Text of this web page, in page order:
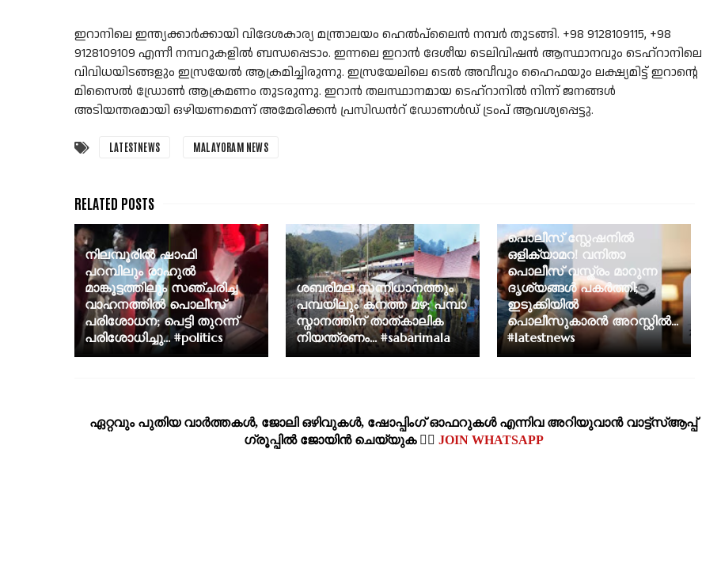
ഇറാനിലെ ഇന്ത്യക്കാർക്കായി വിദേശകാര്യ മന്ത്രാലയം ഹെൽപ്‌ലൈൻ നമ്പർ തുടങ്ങി. +98 9128109115, +98
9128109109 എന്നീ നമ്പറുകളിൽ ബന്ധപ്പെടാം. ഇന്നലെ ഇറാൻ ദേശീയ ടെലിവിഷൻ ആസ്ഥാനവും ടെഹ്‌റാനിലെ
വിവിധയിടങ്ങളും ഇസ്രയേൽ ആക്രമിച്ചിരുന്നു. ഇസ്രയേലിലെ ടെൽ അവീവും ഹൈഫയും ലക്ഷ്യമിട്ട് ഇറാന്റെ
മിസൈൽ ഡ്രോൺ ആക്രമണം തുടരുന്നു. ഇറാൻ തലസ്ഥാനമായ ടെഹ്റാനിൽ നിന്ന് ജനങ്ങൾ
അടിയന്തരമായി ഒഴിയണമെന്ന് അമേരിക്കൻ പ്രസിഡന്‍റ് ഡോണൾഡ് ട്രംപ് ആവശ്യപ്പെട്ടു.
LATESTNEWS MALAYORAM NEWS
നിലമ്പൂരില്‍ ഷാഫി
പറമ്പിലും രാഹുല്‍
മാങ്കൂട്ടത്തിലും സഞ്ചരിച്ച
വാഹനത്തില്‍ പൊലീസ്
പരിശോധന; പെട്ടി തുറന്ന്
പരിശോധിച്ചു... #politics
ശബരിമല സന്നിധാനത്തും
പമ്പയിലും കനത്ത മഴ; പമ്പാ
സ്നാനത്തിന് താത്കാലിക
നിയന്ത്രണം... #sabarimala
പൊലീസ് സ്റ്റേഷനിൽ
ഒളിക്യാമറ! വനിതാ
പൊലീസ് വസ്ത്രം മാറുന്ന
ദൃശ്യങ്ങൾ പകർത്തി;
ഇടുക്കിയിൽ
പൊലീസുകാരൻ അറസ്റ്റിൽ...
#latestnews
ഏറ്റവും പുതിയ വാര്‍ത്തകള്‍, ജോലി ഒഴിവുകള്‍, ഷോപ്പിംഗ്‌ ഓഫറുകള്‍ എന്നിവ അറിയുവാന്‍ വാട്ട്സ്ആപ്പ്
ഗ്രൂപ്പില്‍ ജോയിന്‍ ചെയ്യുക 👉🏽 JOIN WHATSAPP